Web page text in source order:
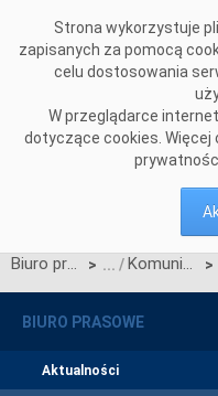
Strona wykorzystuje
zapisanych za pomocą
celu dostosowania
W przeglądarce
dotyczące cookies. Więcej
Biuro prasowe > Komunikaty OSP >
BIURO PRASOWE
Aktualności